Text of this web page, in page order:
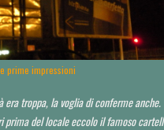
prime impressioni
era troppa, la voglia di conferme anche.
prima del locale eccolo il famoso